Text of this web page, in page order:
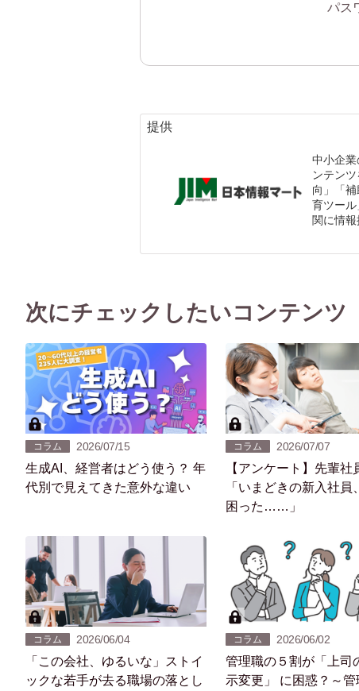
パス
提供
中小企
ンテン
向」「
育ツー
関に情報
次にチェックしたいコンテンツ
コラム 2026/07/15
生成AI、経営者はどう使う？ 年
代別で見えてきた意外な違い
コラム 2026/07/07
【アンケート】先輩社
「いまどきの新入社員
困った……」
コラム 2026/06/04
「この会社、ゆるいな」ストイ
ックな若手が去る職場の落とし
コラム 2026/06/02
管理職の５割が「上司
示変更」 に困惑？～